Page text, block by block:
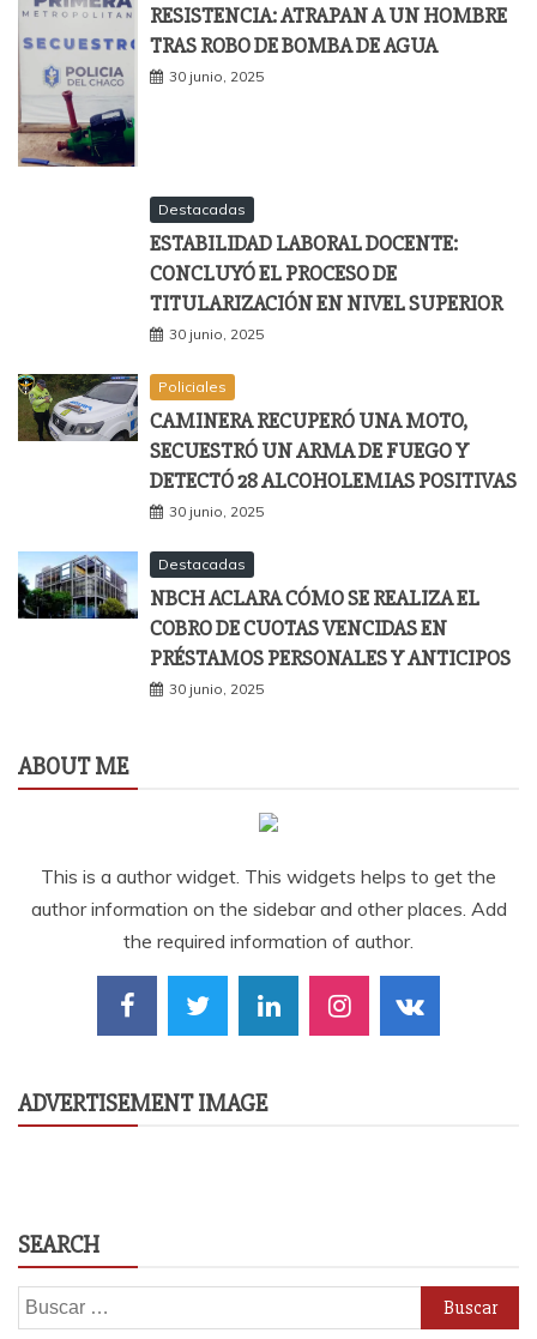
RESISTENCIA: ATRAPAN A UN HOMBRE
TRAS ROBO DE BOMBA DE AGUA
30 junio, 2025
Destacadas
ESTABILIDAD LABORAL DOCENTE:
CONCLUYÓ EL PROCESO DE
TITULARIZACIÓN EN NIVEL SUPERIOR
30 junio, 2025
Policiales
CAMINERA RECUPERÓ UNA MOTO,
SECUESTRÓ UN ARMA DE FUEGO Y
DETECTÓ 28 ALCOHOLEMIAS POSITIVAS
30 junio, 2025
Destacadas
NBCH ACLARA CÓMO SE REALIZA EL
COBRO DE CUOTAS VENCIDAS EN
PRÉSTAMOS PERSONALES Y ANTICIPOS
30 junio, 2025
ABOUT ME
This is a author widget. This widgets helps to get the
author information on the sidebar and other places. Add
the required information of author.
ADVERTISEMENT IMAGE
SEARCH
Buscar: